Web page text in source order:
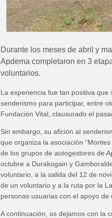
Durante los meses de abril y
Apdema completaron en 3
voluntarios.
La experiencia fue tan positiva
senderismo para participar, entre
Fundación Vital, clausurado el
Sin embargo, su afición al
que organiza la asociación
de los grupos de autogestores de
octubre a Durakogain y
voluntario, a la salida del 12 de
de un voluntario y a la ruta por la
personas usuarias con el apoyo de
A continuación, os dejamos con la